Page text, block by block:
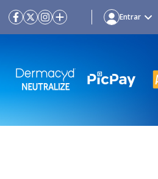
Entrar